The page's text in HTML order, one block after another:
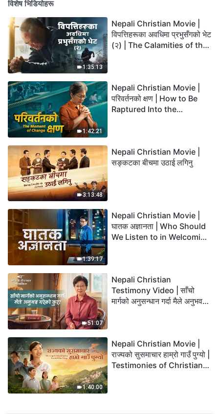
विशेष भिडियोहरू
1:35:13
Nepali Christian Movie |
विपत्तिहरूका अवधिमा प्रभुसँगको भेट
(२) | The Calamities of the
1:42:21
Nepali Christian Movie |
परिवर्तनको क्षण | How to Be
Raptured Into the
3:13:48
Nepali Christian Movie |
सङ्कटका बीचमा उठाई लगिनु
1:39:17
Nepali Christian Movie |
घातक अज्ञानता | Who Should
We Listen to in Welcoming
51:07
Nepali Christian
Testimony Video | साँचो
मार्गको अनुसन्धान गर्दा मैले अनुभव
1:40:00
Nepali Christian Movie |
राज्यको सुसमाचार हाम्रो गाउँ पुग्यो |
Testimonies of Christians